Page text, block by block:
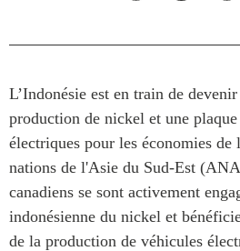
APEC
CSCAP
Partenaires institutionnels
L’Indonésie est en train de
production de nickel et une
électriques pour les économies de
nations de l'Asie du Sud-Est
canadiens se sont activement
indonésienne du nickel et
de la production de véhicules